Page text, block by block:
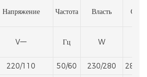
Напряжение Частота Власть
V一 Гц W
220/110 50/60 230/280